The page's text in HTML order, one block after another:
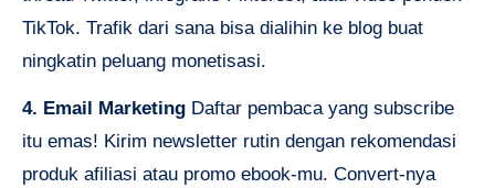
TikTok. Trafik dari sana bisa dialihin ke blog buat
ningkatin peluang monetisasi.
4. Email Marketing Daftar pembaca yang subscribe
itu emas! Kirim newsletter rutin dengan rekomendasi
produk afiliasi atau promo ebook-mu. Convert-nya